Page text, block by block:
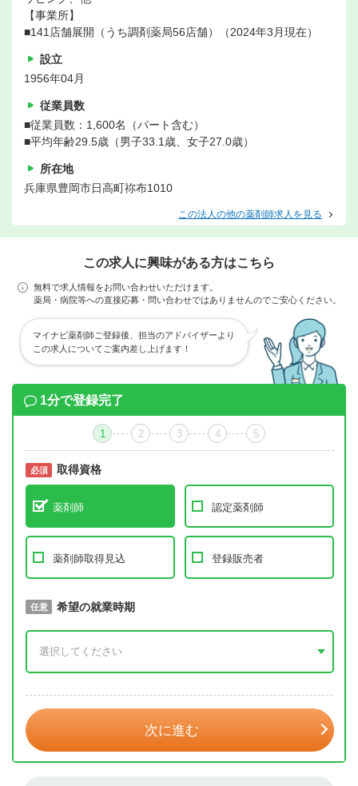
【事業所】
■141店舗展開（うち調剤薬局56店舗）（2024年3月現在）
設立
1956年04月
従業員数
■従業員数：1,600名（パート含む）
■平均年齢29.5歳（男子33.1歳、女子27.0歳）
所在地
兵庫県豊岡市日高町祢布1010
この法人の他の薬剤師求人を見る
この求人に興味がある方はこちら
無料で求人情報をお問い合わせいただけます。
薬局・病院等への直接応募・問い合わせではありませんのでご安心ください。
マイナビ薬剤師ご登録後、担当のアドバイザーより
この求人についてご案内差し上げます！
1分で登録完了
1 2 3 4 5
必須 取得資格
薬剤師 認定薬剤師
薬剤師取得見込 登録販売者
必須 取得予定年
任意 希望の就業時期
次に進む